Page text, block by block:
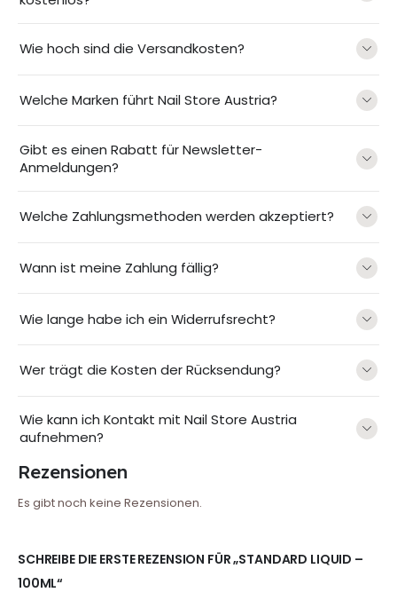
Wie hoch sind die Versandkosten?
Welche Marken führt Nail Store Austria?
Gibt es einen Rabatt für Newsletter-
Anmeldungen?
Welche Zahlungsmethoden werden akzeptiert?
Wann ist meine Zahlung fällig?
Wie lange habe ich ein Widerrufsrecht?
Wer trägt die Kosten der Rücksendung?
Wie kann ich Kontakt mit Nail Store Austria
aufnehmen?
Rezensionen
Es gibt noch keine Rezensionen.
SCHREIBE DIE ERSTE REZENSION FÜR „STANDARD LIQUID –
100ML“